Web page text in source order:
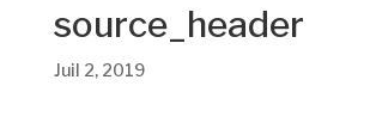
source_header
Juil 2, 2019